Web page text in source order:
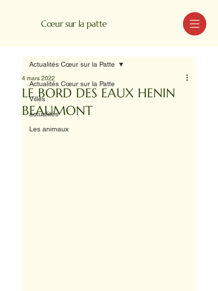
Cœur sur la patte MENU
Actualités Cœur sur la Patte
Villes
actualités
Les animaux
Actualités Cœur sur la Patte
LE BORD DES EAUX HENIN
BEAUMONT
4 mars 2022